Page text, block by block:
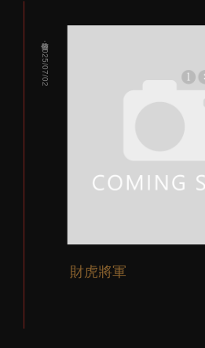
財虎將軍
發佈：2025/07/02